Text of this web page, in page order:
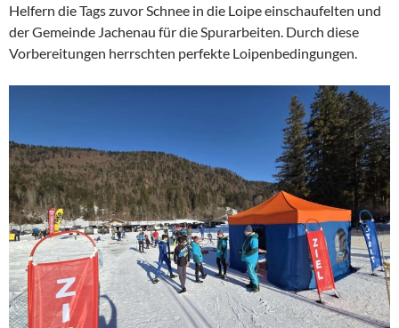
Helfern die Tags zuvor Schnee in die Loipe einschaufelten und
der Gemeinde Jachenau für die Spurarbeiten. Durch diese
Vorbereitungen herrschten perfekte Loipenbedingungen.